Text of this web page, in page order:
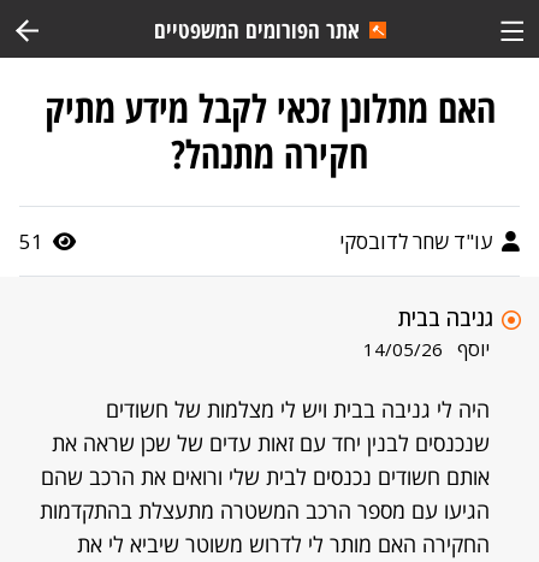
אתר הפורומים המשפטיים
האם מתלונן זכאי לקבל מידע מתיק
חקירה מתנהל?
עו"ד שחר לדובסקי 51
גניבה בבית
יוסף 14/05/26
היה לי גניבה בבית ויש לי מצלמות של חשודים
שנכנסים לבנין יחד עם זאות עדים של שכן שראה את
אותם חשודים נכנסים לבית שלי ורואים את הרכב שהם
הגיעו עם מספר הרכב המשטרה מתעצלת בהתקדמות
החקירה האם מותר לי לדרוש משוטר שיביא לי את